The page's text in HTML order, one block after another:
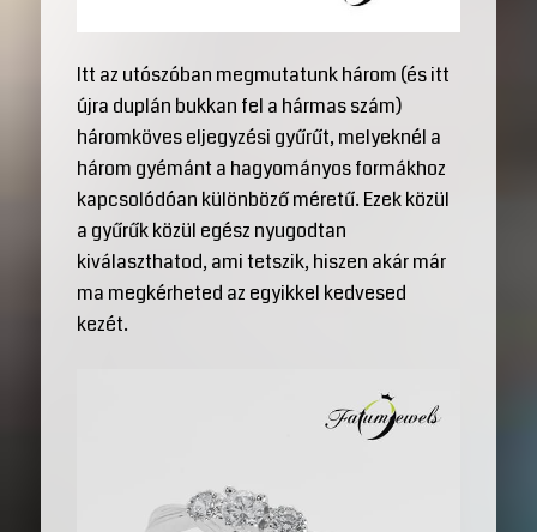
Itt az utószóban megmutatunk három (és itt
újra duplán bukkan fel a hármas szám)
háromköves eljegyzési gyűrűt, melyeknél a
három gyémánt a hagyományos formákhoz
kapcsolódóan különböző méretű. Ezek közül
a gyűrűk közül egész nyugodtan
kiválaszthatod, ami tetszik, hiszen akár már
ma megkérheted az egyikkel kedvesed
kezét.